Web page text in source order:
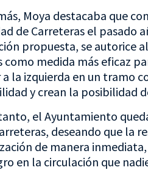
Moya destacaba que
de Carreteras el pasado
propuesta, se autorice
como medida más eficaz
a la izquierda en un tramo
y crean la posibilidad
el Ayuntamiento
deseando que la
de manera
en la circulación que